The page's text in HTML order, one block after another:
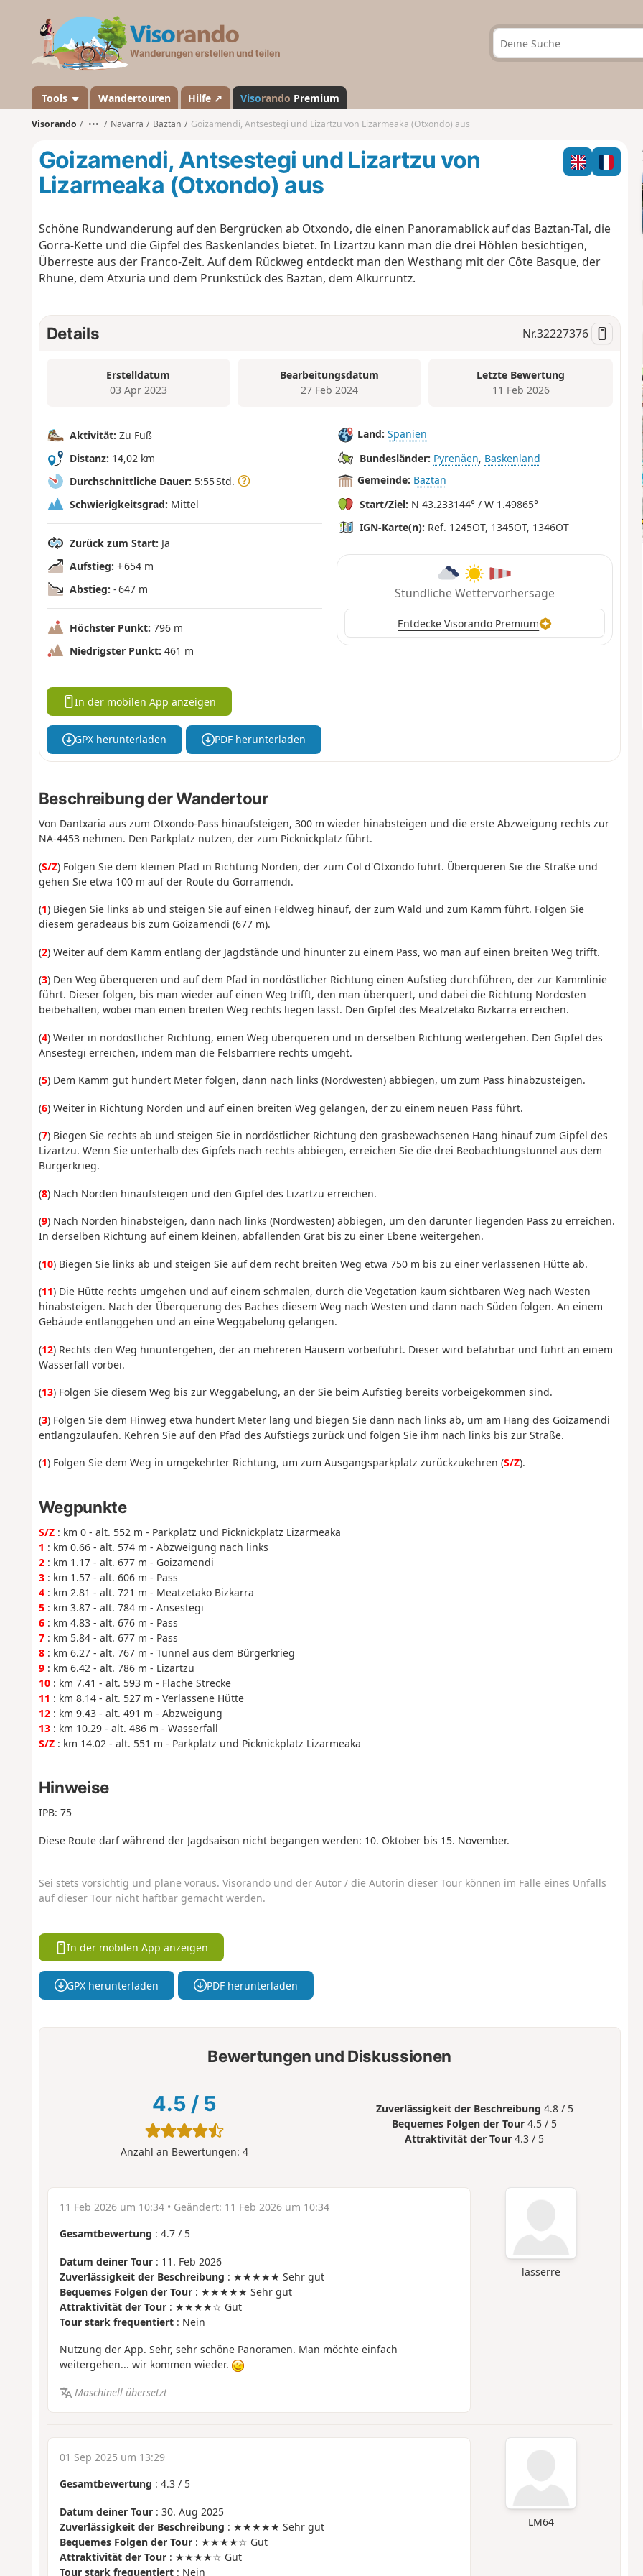
a
n
d
Tools Wandertouren Hilfe ↗ Visorando Premium
Visorando ••• Navarra Baztan Goizamendi, Antsestegi und Lizartzu von Lizarmeaka (Otxondo) aus
Goizamendi, Antsestegi und Lizartzu von
Lizarmeaka (Otxondo) aus
Schöne Rundwanderung auf den Bergrücken ab Otxondo, die einen Panoramablick auf das Baztan-Tal, die
Gorra-Kette und die Gipfel des Baskenlandes bietet. In Lizartzu kann man die drei Höhlen besichtigen,
Überreste aus der Franco-Zeit. Auf dem Rückweg entdeckt man den Westhang mit der Côte Basque, der
Rhune, dem Atxuria und dem Prunkstück des Baztan, dem Alkurruntz.
Details Nr.32227376
Erstelldatum
03 Apr 2023
Bearbeitungsdatum
27 Feb 2024
Letzte Bewertung
11 Feb 2026
Aktivität: Zu Fuß
Distanz: 14,02 km
Durchschnittliche Dauer: 5:55 Std.
Schwierigkeitsgrad: Mittel
Zurück zum Start: Ja
Aufstieg: + 654 m
Abstieg: - 647 m
Höchster Punkt: 796 m
Niedrigster Punkt: 461 m
Land: Spanien
Bundesländer: Pyrenäen, Baskenland
Gemeinde: Baztan
Start/Ziel: N 43.233144° / W 1.49865°
IGN-Karte(n): Ref. 1245OT, 1345OT, 1346OT
Stündliche Wettervorhersage
Entdecke Visorando Premium
In der mobilen App anzeigen
GPX herunterladen PDF herunterladen
Beschreibung der Wandertour
Von Dantxaria aus zum Otxondo-Pass hinaufsteigen, 300 m wieder hinabsteigen und die erste Abzweigung rechts zur
NA-4453 nehmen. Den Parkplatz nutzen, der zum Picknickplatz führt.
(S/Z) Folgen Sie dem kleinen Pfad in Richtung Norden, der zum Col d'Otxondo führt. Überqueren Sie die Straße und
gehen Sie etwa 100 m auf der Route du Gorramendi.
(1) Biegen Sie links ab und steigen Sie auf einen Feldweg hinauf, der zum Wald und zum Kamm führt. Folgen Sie
diesem geradeaus bis zum Goizamendi (677 m).
(2) Weiter auf dem Kamm entlang der Jagdstände und hinunter zu einem Pass, wo man auf einen breiten Weg trifft.
(3) Den Weg überqueren und auf dem Pfad in nordöstlicher Richtung einen Aufstieg durchführen, der zur Kammlinie
führt. Dieser folgen, bis man wieder auf einen Weg trifft, den man überquert, und dabei die Richtung Nordosten
beibehalten, wobei man einen breiten Weg rechts liegen lässt. Den Gipfel des Meatzetako Bizkarra erreichen.
(4) Weiter in nordöstlicher Richtung, einen Weg überqueren und in derselben Richtung weitergehen. Den Gipfel des
Ansestegi erreichen, indem man die Felsbarriere rechts umgeht.
(5) Dem Kamm gut hundert Meter folgen, dann nach links (Nordwesten) abbiegen, um zum Pass hinabzusteigen.
(6) Weiter in Richtung Norden und auf einen breiten Weg gelangen, der zu einem neuen Pass führt.
(7) Biegen Sie rechts ab und steigen Sie in nordöstlicher Richtung den grasbewachsenen Hang hinauf zum Gipfel des
Lizartzu. Wenn Sie unterhalb des Gipfels nach rechts abbiegen, erreichen Sie die drei Beobachtungstunnel aus dem
Bürgerkrieg.
(8) Nach Norden hinaufsteigen und den Gipfel des Lizartzu erreichen.
(9) Nach Norden hinabsteigen, dann nach links (Nordwesten) abbiegen, um den darunter liegenden Pass zu erreichen.
In derselben Richtung auf einem kleinen, abfallenden Grat bis zu einer Ebene weitergehen.
(10) Biegen Sie links ab und steigen Sie auf dem recht breiten Weg etwa 750 m bis zu einer verlassenen Hütte ab.
(11) Die Hütte rechts umgehen und auf einem schmalen, durch die Vegetation kaum sichtbaren Weg nach Westen
hinabsteigen. Nach der Überquerung des Baches diesem Weg nach Westen und dann nach Süden folgen. An einem
Gebäude entlanggehen und an eine Weggabelung gelangen.
(12) Rechts den Weg hinuntergehen, der an mehreren Häusern vorbeiführt. Dieser wird befahrbar und führt an einem
Wasserfall vorbei.
(13) Folgen Sie diesem Weg bis zur Weggabelung, an der Sie beim Aufstieg bereits vorbeigekommen sind.
(3) Folgen Sie dem Hinweg etwa hundert Meter lang und biegen Sie dann nach links ab, um am Hang des Goizamendi
entlangzulaufen. Kehren Sie auf den Pfad des Aufstiegs zurück und folgen Sie ihm nach links bis zur Straße.
(1) Folgen Sie dem Weg in umgekehrter Richtung, um zum Ausgangsparkplatz zurückzukehren (S/Z).
Wegpunkte
S/Z: km 0 - alt. 552 m - Parkplatz und Picknickplatz Lizarmeaka
1 : km 0.66 - alt. 574 m - Abzweigung nach links
2: km 1.17 - alt. 677 m - Goizamendi
3: km 1.57 - alt. 606 m - Pass
4: km 2.81 - alt. 721 m - Meatzetako Bizkarra
5: km 3.87 - alt. 784 m - Ansestegi
6: km 4.83 - alt. 676 m - Pass
7: km 5.84 - alt. 677 m - Pass
8: km 6.27 - alt. 767 m - Tunnel aus dem Bürgerkrieg
9: km 6.42 - alt. 786 m - Lizartzu
10: km 7.41 - alt. 593 m - Flache Strecke
11 : km 8.14 - alt. 527 m - Verlassene Hütte
12: km 9.43 - alt. 491 m - Abzweigung
13: km 10.29 - alt. 486 m - Wasserfall
S/Z: km 14.02 - alt. 551 m - Parkplatz und Picknickplatz Lizarmeaka
Hinweise
IPB: 75
Diese Route darf während der Jagdsaison nicht begangen werden: 10. Oktober bis 15. November.
Sei stets vorsichtig und plane voraus. Visorando und der Autor / die Autorin dieser Tour können im Falle eines Unfalls
auf dieser Tour nicht haftbar gemacht werden.
In der mobilen App anzeigen
GPX herunterladen PDF herunterladen
Bewertungen und Diskussionen
4.5 / 5
Anzahl an Bewertungen: 4
Zuverlässigkeit der Beschreibung 4.8 / 5
Bequemes Folgen der Tour 4.5 / 5
Attraktivität der Tour 4.3 / 5
lasserre
11 Feb 2026 um 10:34• Geändert: 11 Feb 2026 um 10:34
Gesamtbewertung : 4.7/ 5
Datum deiner Tour: 11. Feb 2026
Zuverlässigkeit der Beschreibung : ★★★★★ Sehr gut
Bequemes Folgen der Tour: ★★★★★ Sehr gut
Attraktivität der Tour: ★★★★☆ Gut
Tour stark frequentiert: Nein
Nutzung der App. Sehr, sehr schöne Panoramen. Man möchte einfach
weitergehen... wir kommen wieder.
Maschinell übersetzt
LM64
01 Sep 2025 um 13:29
Gesamtbewertung : 4.3/ 5
Datum deiner Tour: 30. Aug 2025
Zuverlässigkeit der Beschreibung : ★★★★★ Sehr gut
Bequemes Folgen der Tour: ★★★★☆ Gut
Attraktivität der Tour: ★★★★☆ Gut
Tour stark frequentiert: Nein